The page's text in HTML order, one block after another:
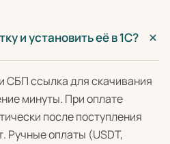
и установить её в 1С?
СБП ссылка для скачивания
минуты. При оплате
после поступления
Ручные оплаты (USDT,